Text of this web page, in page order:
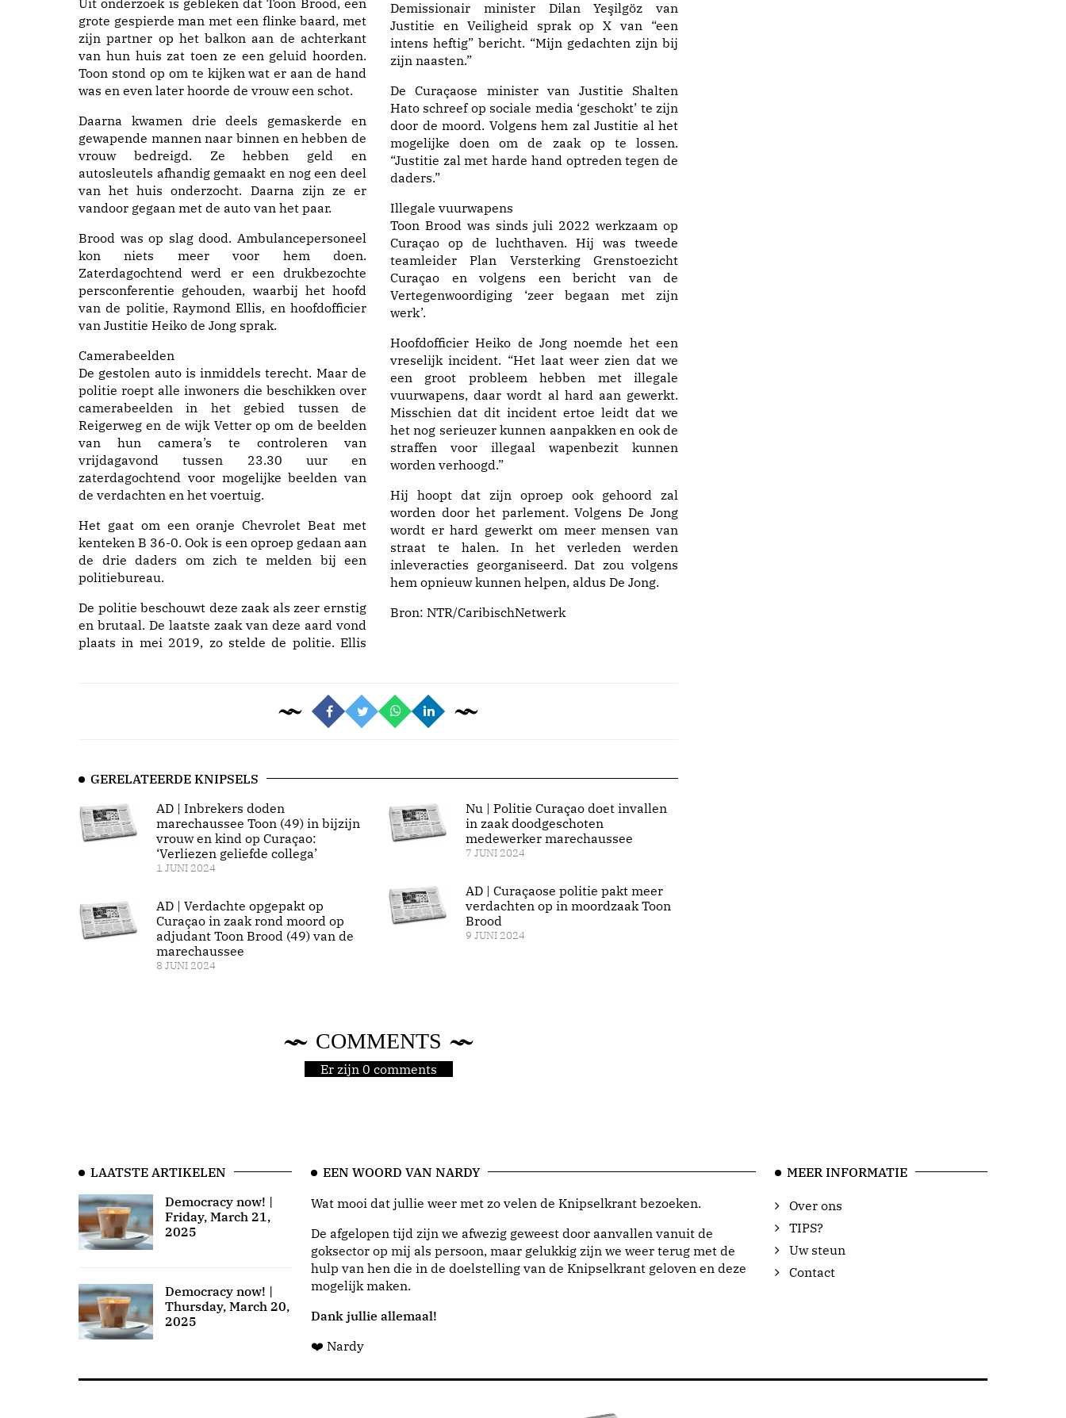
Uit onderzoek is gebleken dat Toon Brood, een
grote gespierde man met een flinke baard, met
zijn partner op het balkon aan de achterkant
van hun huis zat toen ze een geluid hoorden.
Toon stond op om te kijken wat er aan de hand
was en even later hoorde de vrouw een schot.
Daarna kwamen drie deels gemaskerde en
gewapende mannen naar binnen en hebben de
vrouw bedreigd. Ze hebben geld en
autosleutels afhandig gemaakt en nog een deel
van het huis onderzocht. Daarna zijn ze er
vandoor gegaan met de auto van het paar.
Brood was op slag dood. Ambulancepersoneel
kon niets meer voor hem doen.
Zaterdagochtend werd er een drukbezochte
persconferentie gehouden, waarbij het hoofd
van de politie, Raymond Ellis, en hoofdofficier
van Justitie Heiko de Jong sprak.
Camerabeelden
De gestolen auto is inmiddels terecht. Maar de
politie roept alle inwoners die beschikken over
camerabeelden in het gebied tussen de
Reigerweg en de wijk Vetter op om de beelden
van hun camera’s te controleren van
vrijdagavond tussen 23.30 uur en
zaterdagochtend voor mogelijke beelden van
de verdachten en het voertuig.
Het gaat om een oranje Chevrolet Beat met
kenteken B 36-0. Ook is een oproep gedaan aan
de drie daders om zich te melden bij een
politiebureau.
De politie beschouwt deze zaak als zeer ernstig
en brutaal. De laatste zaak van deze aard vond
plaats in mei 2019, zo stelde de politie. Ellis
Demissionair minister Dilan Yeşilgöz van
Justitie en Veiligheid sprak op X van “een
intens heftig” bericht. “Mijn gedachten zijn bij
zijn naasten.”
De Curaçaose minister van Justitie Shalten
Hato schreef op sociale media ‘geschokt’ te zijn
door de moord. Volgens hem zal Justitie al het
mogelijke doen om de zaak op te lossen.
“Justitie zal met harde hand optreden tegen de
daders.”
Illegale vuurwapens
Toon Brood was sinds juli 2022 werkzaam op
Curaçao op de luchthaven. Hij was tweede
teamleider Plan Versterking Grenstoezicht
Curaçao en volgens een bericht van de
Vertegenwoordiging ‘zeer begaan met zijn
werk’.
Hoofdofficier Heiko de Jong noemde het een
vreselijk incident. “Het laat weer zien dat we
een groot probleem hebben met illegale
vuurwapens, daar wordt al hard aan gewerkt.
Misschien dat dit incident ertoe leidt dat we
het nog serieuzer kunnen aanpakken en ook de
straffen voor illegaal wapenbezit kunnen
worden verhoogd.”
Hij hoopt dat zijn oproep ook gehoord zal
worden door het parlement. Volgens De Jong
wordt er hard gewerkt om meer mensen van
straat te halen. In het verleden werden
inleveracties georganiseerd. Dat zou volgens
hem opnieuw kunnen helpen, aldus De Jong.
Bron: NTR/CaribischNetwerk
GERELATEERDE KNIPSELS
AD | Inbrekers doden
marechaussee Toon (49) in bijzijn
vrouw en kind op Curaçao:
‘Verliezen geliefde collega’
1 JUNI 2024
AD | Verdachte opgepakt op
Curaçao in zaak rond moord op
adjudant Toon Brood (49) van de
marechaus­see
8 JUNI 2024
Nu | Politie Curaçao doet invallen
in zaak doodgeschoten
medewerker marechaussee
7 JUNI 2024
AD | Curaçaose politie pakt meer
verdachten op in moordzaak Toon
Brood
9 JUNI 2024
COMMENTS
Er zijn 0 comments
LAATSTE ARTIKELEN
Democracy now! |
Friday, March 21,
2025
Democracy now! |
Thursday, March 20,
2025
EEN WOORD VAN NARDY
Wat mooi dat jullie weer met zo velen de Knipselkrant bezoeken.
De afgelopen tijd zijn we afwezig geweest door aanvallen vanuit de
goksector op mij als persoon, maar gelukkig zijn we weer terug met de
hulp van hen die in de doelstelling van de Knipselkrant geloven en deze
mogelijk maken.
Dank jullie allemaal!
❤️ Nardy
MEER INFORMATIE
Over ons
TIPS?
Uw steun
Contact